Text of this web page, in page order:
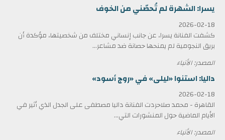
يسرا: الشهرة لم تُحصّني من الخوف
2026-02-18
كشفت الفنانة يسرا، عن جانب إنساني مختلف من شخصيتها، مؤكدة أن
بريق النجومية لم يمنحها حصانة ضد مشاعر...
المصدر: الأنباء
داليا: استنوا «ليلى» في «روج أسود»
2026-02-18
القاهرة - محمد صلاحردت الفنانة داليا مصطفى على الجدل الذي أثير في
الأيام الماضية حول المنشورات التي...
المصدر: الأنباء